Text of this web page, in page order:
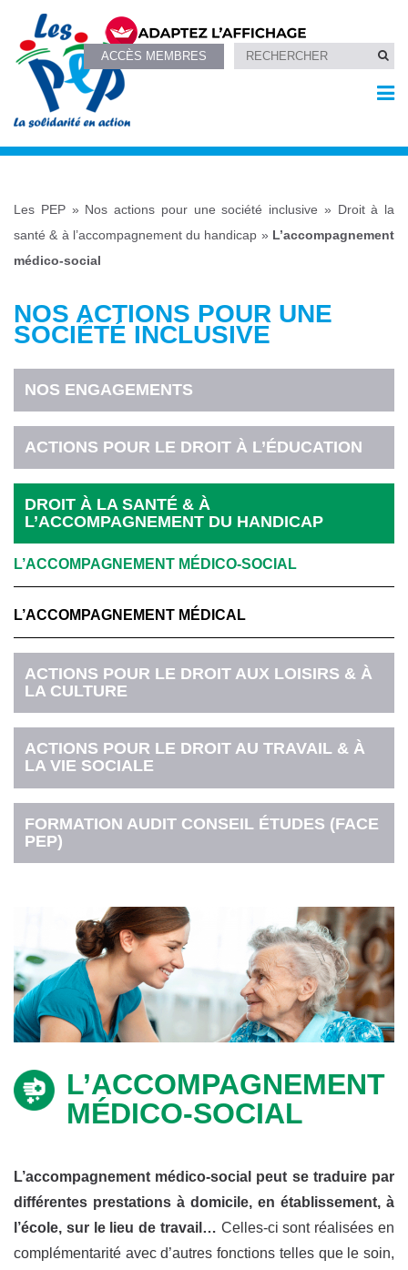
ACCÈS MEMBRES
Les PEP» Nos actions pour une société inclusive » Droit à la
santé & à l’accompagnement du handicap » L’accompagnement
médico-social
NOS ACTIONS POUR UNE
SOCIÉTÉ INCLUSIVE
NOS ENGAGEMENTS
ACTIONS POUR LE DROIT À L’ÉDUCATION
DROIT À LA SANTÉ & À
L’ACCOMPAGNEMENT DU HANDICAP
L’ACCOMPAGNEMENT MÉDICO-SOCIAL
L’ACCOMPAGNEMENT MÉDICAL
ACTIONS POUR LE DROIT AUX LOISIRS & À
LA CULTURE
ACTIONS POUR LE DROIT AU TRAVAIL & À
LA VIE SOCIALE
FORMATION AUDIT CONSEIL ÉTUDES (FACE
PEP)
L’ACCOMPAGNEMENT
MÉDICO-SOCIAL
L’accompagnement médico-social peut se traduire par
différentes prestations à domicile, en établissement, à
l’école, sur le lieu de travail… Celles-ci sont réalisées en
complémentarité avec d’autres fonctions telles que le soin,